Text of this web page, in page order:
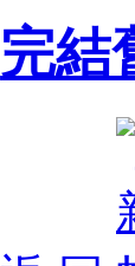
完結